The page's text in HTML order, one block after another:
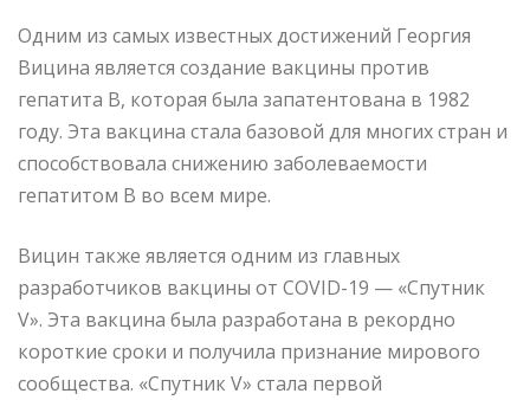
Одним из самых известных достижений Георгия
Вицина является создание вакцины против
гепатита В, которая была запатентована в 1982
году. Эта вакцина стала базовой для многих стран и
способствовала снижению заболеваемости
гепатитом В во всем мире.
Вицин также является одним из главных
разработчиков вакцины от COVID-19 — «Спутник
V». Эта вакцина была разработана в рекордно
короткие сроки и получила признание мирового
сообщества. «Спутник V» стала первой